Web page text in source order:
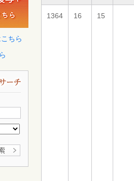
ちら
1364 16 15